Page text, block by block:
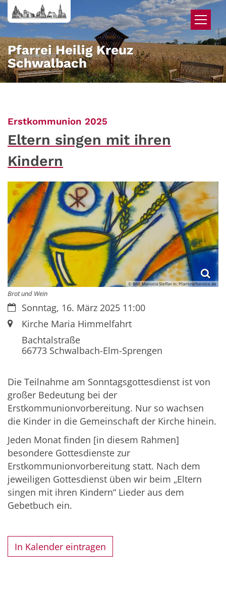
Zum Inhalt springen
Pfarrei Heilig Kreuz
Schwalbach
Erstkommunion 2025
Eltern singen mit ihren
Kindern
© Bild: Manuela Steffan In: Pfarrbriefservice.de
Brot und Wein
Datum:Sonntag, 16. März 2025 11:00
Ort:Kirche Maria Himmelfahrt
Bachtalstraße
66773Schwalbach-Elm-Sprengen
Die Teilnahme am Sonntagsgottesdienst ist von
großer Bedeutung bei der
Erstkommunionvorbereitung. Nur so wachsen
die Kinder in die Gemeinschaft der Kirche hinein.
Jeden Monat finden [in diesem Rahmen]
besondere Gottesdienste zur
Erstkommunionvorbereitung statt. Nach dem
jeweiligen Gottesdienst üben wir beim „Eltern
singen mit ihren Kindern“ Lieder aus dem
Gebetbuch ein.
In Kalender eintragen